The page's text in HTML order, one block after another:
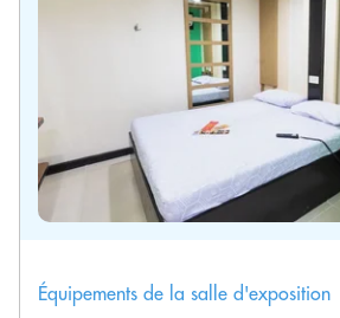
Équipements de la salle d'exposition